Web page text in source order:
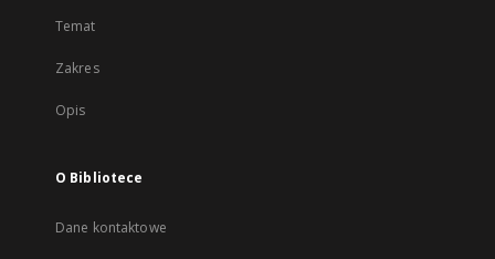
Temat
Zakres
Opis
O Bibliotece
Dane kontaktowe